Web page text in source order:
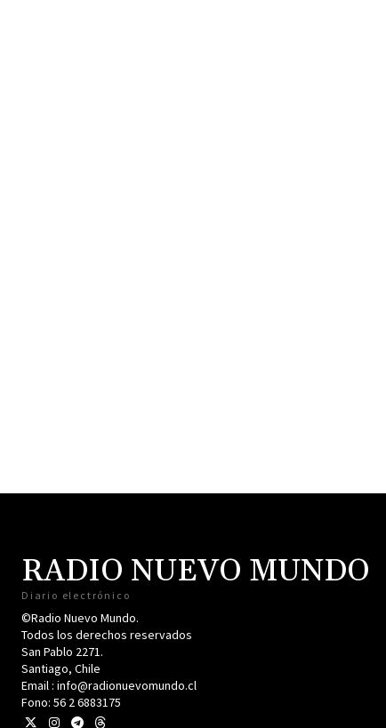
RADIO NUEVO MUNDO
Diario electrónico
©Radio Nuevo Mundo.
Todos los derechos reservados
San Pablo 2271.
Santiago, Chile
Email : info@radionuevomundo.cl
Fono: 56 2 6883175